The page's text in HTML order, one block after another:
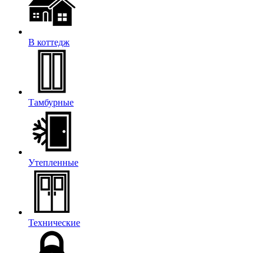
В коттедж
Тамбурные
Утепленные
Технические